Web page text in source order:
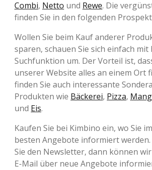
Combi, Netto und Rewe. Die
finden Sie in den folgenden
Wollen Sie beim Kauf anderer
sparen, schauen Sie sich einfach mit
Suchfunktion um. Der Vorteil ist,
unserer Website alles an einem Ort
finden Sie auch interessante
Produkten wie Bäckerei, Pizza,
und Eis.
Kaufen Sie bei Kimbino ein, wo Sie
besten Angebote informiert
Sie den Newsletter, dann können
E-Mail über neue Angebote